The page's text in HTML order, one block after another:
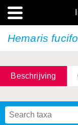
Hemaris
Beschrijving